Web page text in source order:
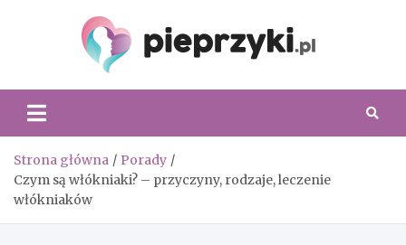
Strona główna
Porady
Czym są włókniaki? – przyczyny, rodzaje, leczenie
włókniaków